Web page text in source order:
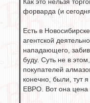
Как это нельзя
форварда (и
Есть в
агентской
нападающего,
буду. Суть не в
покупателей
конечно, были, тут
ЕВРО. Вот она цена